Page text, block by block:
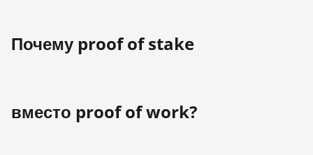
Почему proof of stake
вместо proof of work?